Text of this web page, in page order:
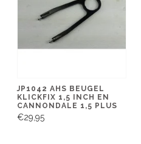
JP1042 AHS BEUGEL
KLICKFIX 1,5 INCH EN
CANNONDALE 1,5 PLUS
€29,95